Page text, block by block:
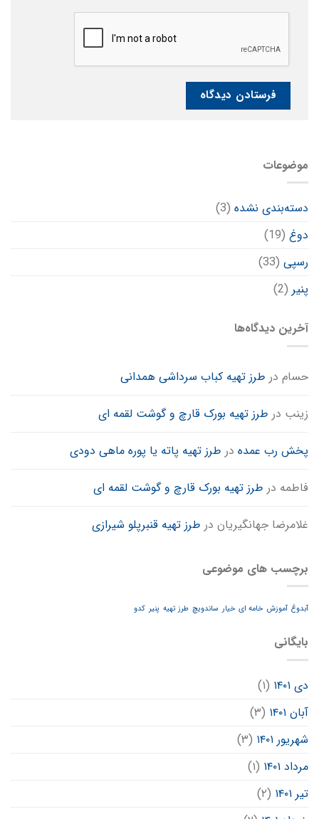
موضوعات
دسته‌بندی نشده (3)
دوغ (19)
رسپی (33)
پنیر (2)
آخرین دیدگاه‌ها
حسام در طرز تهیه کباب سرداشی همدانی
زینب در طرز تهیه بورک قارچ و گوشت لقمه ای
پخش رب عمده در طرز تهیه پاته یا پوره ماهی دودی
فاطمه در طرز تهیه بورک قارچ و گوشت لقمه ای
غلامرضا جهانگیریان در طرز تهیه قنبرپلو شیرازی
برچسب های موضوعی
آبدوغ آموزش خامه ای خیار ساندویچ طرز تهیه پنیر کدو
بایگانی
دی ۱۴۰۱
(۱)
آبان ۱۴۰۱
(۳)
شهریور ۱۴۰۱
(۳)
مرداد ۱۴۰۱
(۱)
تیر ۱۴۰۱
(۲)